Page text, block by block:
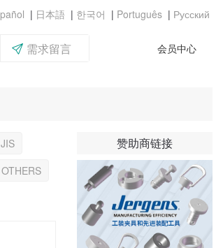
| | | |
会员中心
需求留言
JIS
OTHERS
赞助商链接